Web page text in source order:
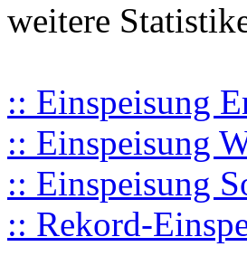
weitere
:: Einspeisung
:: Einspeisung
:: Einspeisung
:: Rekord-